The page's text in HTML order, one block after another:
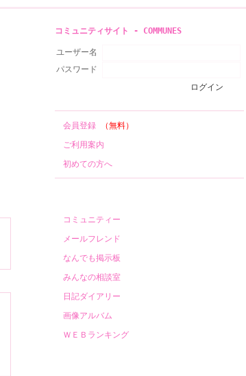
コミュニティサイト - COMMUNES
ユーザー名
パスワード
会員登録（無料）
ご利用案内
初めての方へ
コミュニティー
メールフレンド
なんでも掲示板
みんなの相談室
日記ダイアリー
画像アルバム
ＷＥＢランキング